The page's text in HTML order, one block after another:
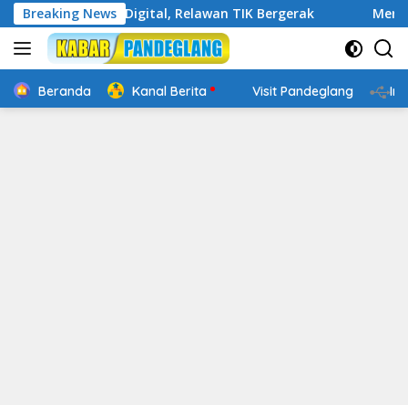
Langsung
ke
konten
Breaking News
Digital, Relawan TIK Bergerak Mengenal
Beranda Kanal Berita Visit Pandeglang